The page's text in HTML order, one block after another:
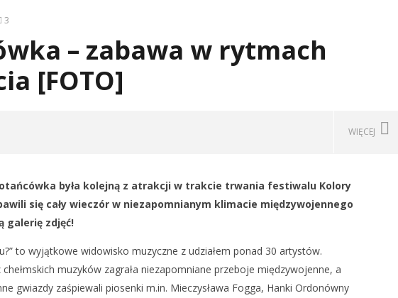
3
– zabawa w rytmach
[FOTO]
WIĘCEJ
Dzień Niepodległości Ukrainy
lipca
REDAKCJA REDAKCJA
była kolejną z atrakcji w trakcie trwania festiwalu Kolory
się cały wieczór w niezapomnianym klimacie międzywojennego
galerię zdjęć!
to wyjątkowe widowisko muzyczne z udziałem ponad 30 artystów.
muzyków zagrała niezapomniane przeboje międzywojenne, a
gwiazdy zaśpiewali piosenki m.in. Mieczysława Fogga, Hanki Ordonówny